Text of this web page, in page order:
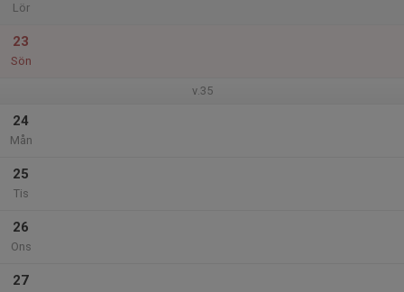
Lör
23
Sön
v.35
24
Mån
25
Tis
26
Ons
27